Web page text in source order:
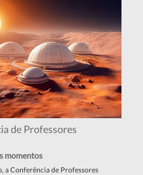
de Professores
momentos
a Conferência de Professores